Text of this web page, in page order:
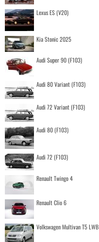
Lexus ES (V20)
Kia Stonic 2025
Audi Super 90 (F103)
Audi 80 Variant (F103)
Audi 72 Variant (F103)
Audi 80 (F103)
Audi 72 (F103)
Renault Twingo 4
Renault Clio 6
Volkswagen Multivan T5 LWB